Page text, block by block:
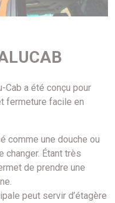
Cab a été conçu pour
fermeture facile en
comme une douche ou
changer. Étant très
de prendre une
peut servir d’étagère